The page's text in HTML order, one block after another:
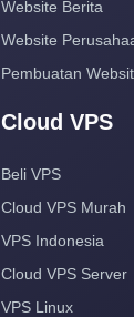
Website Berita
Website
Pembuatan
Cloud VPS
Beli VPS
Cloud VPS Murah
VPS Indonesia
Cloud VPS Server
VPS Linux